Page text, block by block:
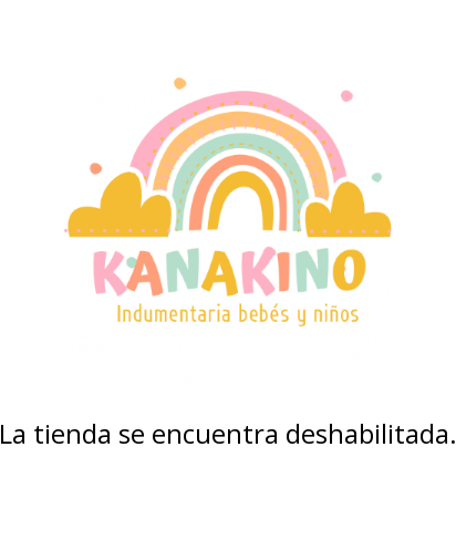
La tienda se encuentra deshabilitada.